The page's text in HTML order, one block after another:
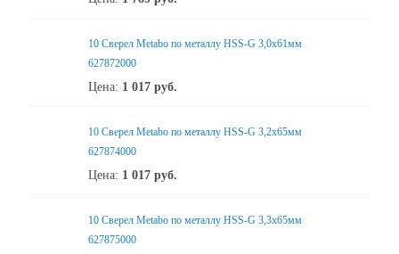
10 Сверел Metabo по металлу HSS-G 3,0x61мм
627872000
Цена: 1 017 руб.
10 Сверел Metabo по металлу HSS-G 3,2x65мм
627874000
Цена: 1 017 руб.
10 Сверел Metabo по металлу HSS-G 3,3x65мм
627875000